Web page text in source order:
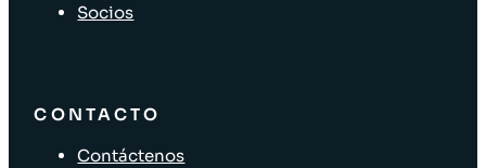
Socios
CONTACTO
Contáctenos